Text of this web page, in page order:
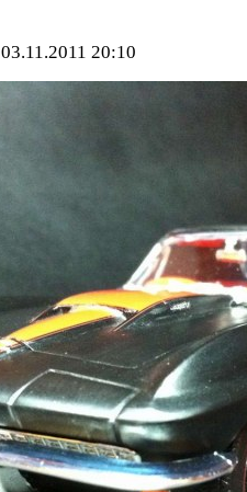
03.11.2011 20:10